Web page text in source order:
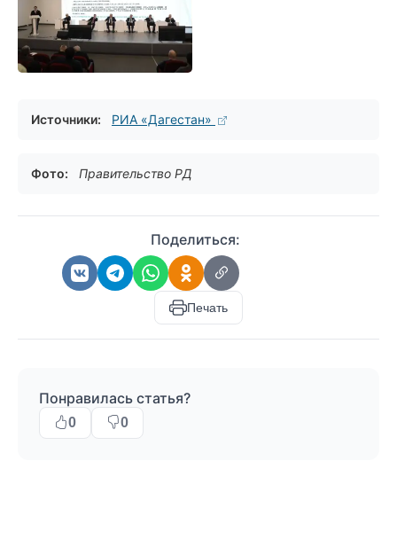
Источники: РИА «Дагестан»
Фото: Правительство РД
Поделиться:
Печать
Понравилась статья?
0 0